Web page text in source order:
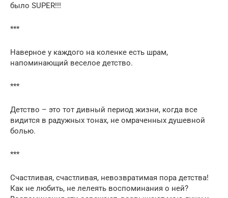
было SUPER!!!
***
Наверное у каждого на коленке есть шрам,
напоминающий веселое детство.
***
Детство – это тот дивный период жизни, когда все
видится в радужных тонах, не омраченных душевной
болью.
***
Счастливая, счастливая, невозвратимая пора детства!
Как не любить, не лелеять воспоминания о ней?